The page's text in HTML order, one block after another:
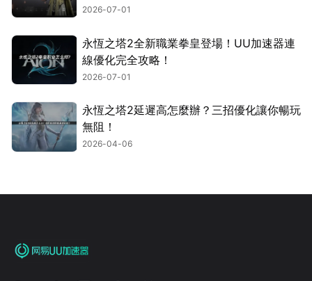
2026-07-01
永恆之塔2全新職業拳皇登場！UU加速器連
線優化完全攻略！
2026-07-01
永恆之塔2延遲高怎麼辦？三招優化讓你暢玩
無阻！
2026-04-06